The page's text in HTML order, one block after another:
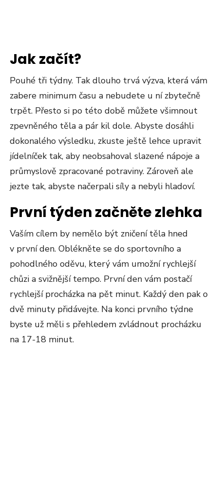
Jak začít?
Pouhé tři týdny. Tak dlouho trvá výzva, která vám
zabere minimum času a nebudete u ní zbytečně
trpět. Přesto si po této době můžete všimnout
zpevněného těla a pár kil dole. Abyste dosáhli
dokonalého výsledku, zkuste ještě lehce upravit
jídelníček tak, aby neobsahoval slazené nápoje a
průmyslově zpracované potraviny. Zároveň ale
jezte tak, abyste načerpali síly a nebyli hladoví.
První týden začněte zlehka
Vaším cílem by nemělo být zničení těla hned
v první den. Oblékněte se do sportovního a
pohodlného oděvu, který vám umožní rychlejší
chůzi a svižnější tempo. První den vám postačí
rychlejší procházka na pět minut. Každý den pak o
dvě minuty přidávejte. Na konci prvního týdne
byste už měli s přehledem zvládnout procházku
na 17-18 minut.